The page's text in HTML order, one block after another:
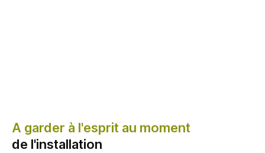
A garder à l'esprit au moment
de l'installation